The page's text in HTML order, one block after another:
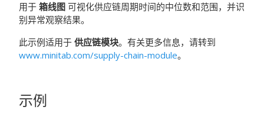
用于 箱线图 可视化供应链周期时间的中位数和范围，并识
别异常观察结果。
此示例适用于 供应链模块。有关更多信息，请转到
www.minitab.com/supply-chain-module。
示例